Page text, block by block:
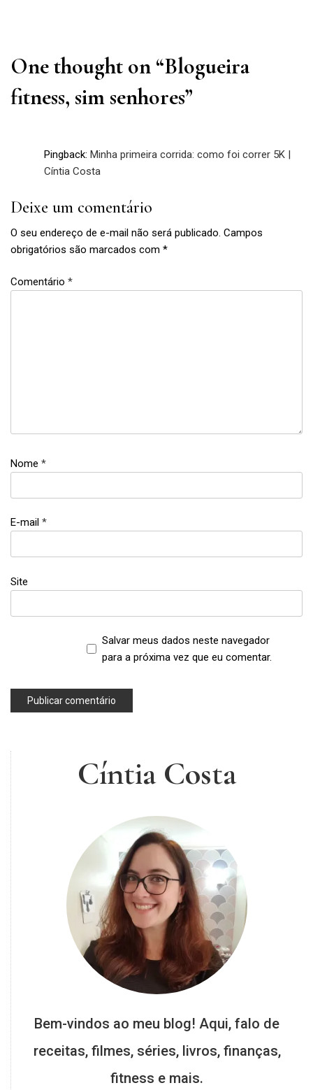
,
,
,
,
,
fitness
One thought on “Blogueira
fitness, sim senhores”
Pingback: Minha primeira corrida: como foi correr 5K |
Cíntia Costa
Deixe um comentário
O seu endereço de e-mail não será publicado. Campos
obrigatórios são marcados com *
Comentário *
Nome *
E-mail *
Site
Salvar meus dados neste navegador
para a próxima vez que eu comentar.
Cíntia Costa
Bem-vindos ao meu blog! Aqui, falo de
receitas, filmes, séries, livros, finanças,
fitness e mais.